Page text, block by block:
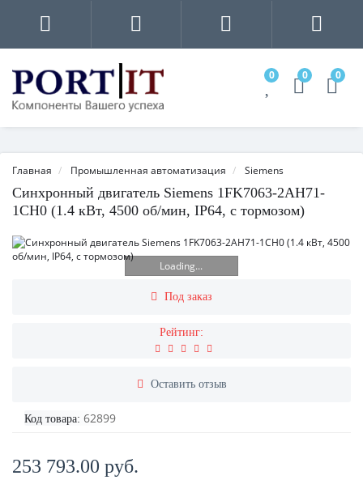
0 0 0
Главная Промышленная автоматизация Siemens
Синхронный двигатель Siemens 1FK7063-2AH71-
1CH0 (1.4 кВт, 4500 об/мин, IP64, с тормозом)
Loading...
Под заказ
Рейтинг:
Оставить отзыв
Код товара: 62899
253 793.00 руб.